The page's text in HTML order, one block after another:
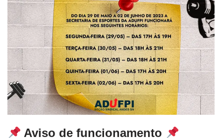
Aviso de funcionamento